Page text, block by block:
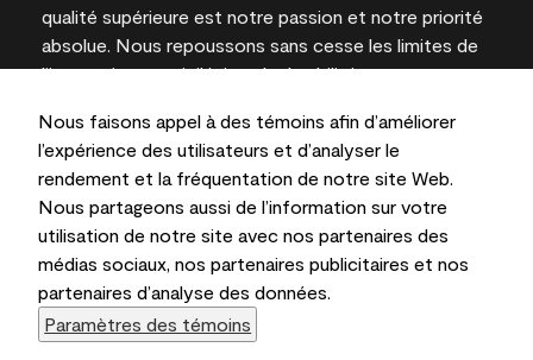
Nous faisons appel à des témoins afin d’améliorer
l’expérience des utilisateurs et d’analyser le
rendement et la fréquentation de notre site Web.
Nous partageons aussi de l’information sur votre
utilisation de notre site avec nos partenaires des
médias sociaux, nos partenaires publicitaires et nos
partenaires d’analyse des données.
Paramètres des témoins
qualité supérieure est notre passion et notre priorité
absolue. Nous repoussons sans cesse les limites de
l’innovation et privilégions la durabilité pour
l’expertise locale.
Les couleurs représentées à l’écran et sur les
documents imprimés peuvent différer des couleurs
en contenant.